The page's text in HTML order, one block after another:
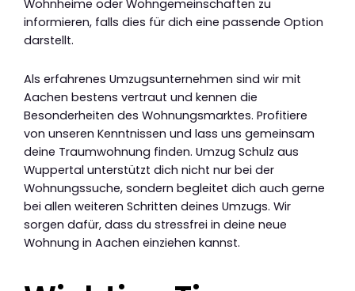
Wohnheime oder Wohngemeinschaften zu
informieren, falls dies für dich eine passende Option
darstellt.
Als erfahrenes Umzugsunternehmen sind wir mit
Aachen bestens vertraut und kennen die
Besonderheiten des Wohnungsmarktes. Profitiere
von unseren Kenntnissen und lass uns gemeinsam
deine Traumwohnung finden. Umzug Schulz aus
Wuppertal unterstützt dich nicht nur bei der
Wohnungssuche, sondern begleitet dich auch gerne
bei allen weiteren Schritten deines Umzugs. Wir
sorgen dafür, dass du stressfrei in deine neue
Wohnung in Aachen einziehen kannst.